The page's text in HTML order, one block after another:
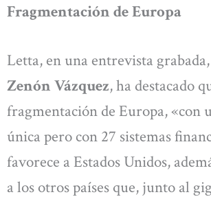
Fragmentación de Europa
Letta, en una entrevista
Zenón Vázquez, ha destacado
fragmentación de Europa, «con
única pero con 27 sistemas
favorece a Estados Unidos,
a los otros países que, junto al